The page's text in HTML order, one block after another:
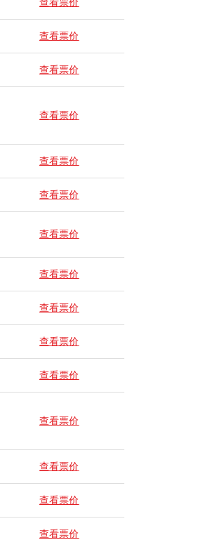
查看票价
查看票价
查看票价
查看票价
查看票价
查看票价
查看票价
查看票价
查看票价
查看票价
查看票价
查看票价
查看票价
查看票价